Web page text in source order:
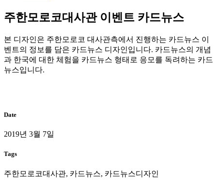
주한모로코대사관 이벤트 카드뉴스
본 디자인은 주한모로코 대사관측에서 진행하는 카드뉴스 이
벤트의 정보를 담은 카드뉴스 디자인입니다. 카드뉴스의 개념
과 한국에 대한 체험을 카드뉴스 형태로 응모를 독려하는 카드
뉴스입니다.
Date
2019년 3월 7일
Tags
주한모로코대사관, 카드뉴스, 카드뉴스디자인